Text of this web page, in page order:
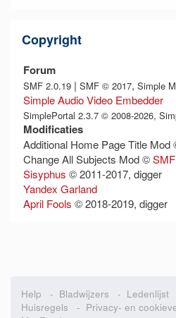
Copyright
Forum
SMF 2.0.19 | SMF © 2017, Simple
Simple Audio Video Embedder
SimplePortal 2.3.7 © 2008-2026,
Modificaties
Additional Home Page Title Mod
Change All Subjects Mod ©
Sisyphus © 2011-2017, digger
Yandex Garland
April Fools © 2018-2019, digger
Help - Bladwijzers - Ledenlijst
Huisregels - Privacy- en